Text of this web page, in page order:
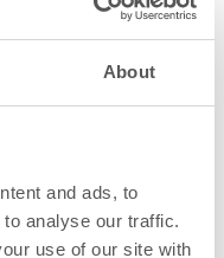
About
and ads, to
analyse our traffic.
use of our site with
38